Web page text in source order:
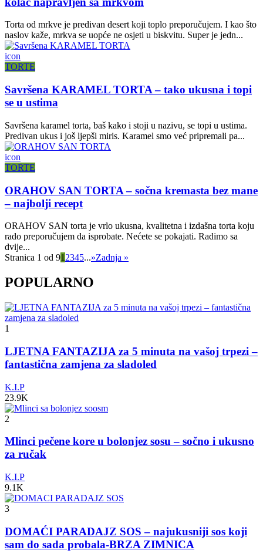
Torta od mrkve je predivan desert koji toplo preporučujem. I kao što
naslov kaže, mrkva se uopće ne osjeti u biskvitu. Super je jedn...
icon
TORTE
Savršena KARAMEL TORTA – tako ukusna i topi
se u ustima
Savršena karamel torta, baš kako i stoji u nazivu, se topi u ustima.
Predivan ukus i još ljepši miris. Karamel smo već pripremali pa...
icon
TORTE
ORAHOV SAN TORTA – sočna kremasta bez mane
– najbolji recept
ORAHOV SAN torta je vrlo ukusna, kvalitetna i izdašna torta koju
rado preporučujem da isprobate. Nećete se pokajati. Radimo sa
dvije...
Stranica 1 od 91 2345...»Zadnja »
POPULARNO
1
LJETNA FANTAZIJA za 5 minuta na vašoj trpezi –
fantastična zamjena za sladoled
K.I.P
23.9K
2
Mlinci pečene kore u bolonjez sosu – sočno i ukusno
za ručak
K.I.P
9.1K
3
DOMAĆI PARADAJZ SOS – najukusniji sos koji
sam do sada probala-BRZA ZIMNICA